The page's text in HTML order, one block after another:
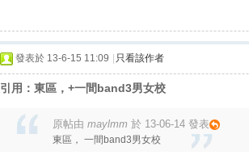
發表於 13-6-15 11:09 只看該作者
引用：東區，+一間band3男女校
原帖由 maylmm 於 13-06-14 發表
東區， 一間band3男女校